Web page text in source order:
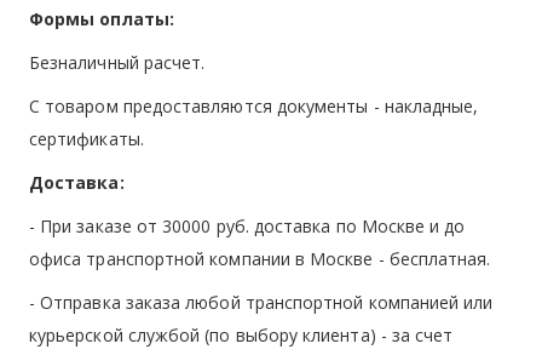
Формы оплаты:
Безналичный расчет.
С товаром предоставляются документы - накладные,
сертификаты.
Доставка:
- При заказе от 30000 руб. доставка по Москве и до
офиса транспортной компании в Москве - бесплатная.
- Отправка заказа любой транспортной компанией или
курьерской службой (по выбору клиента) - за счет